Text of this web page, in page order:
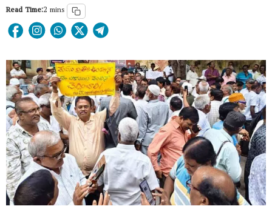
Read Time:2 mins